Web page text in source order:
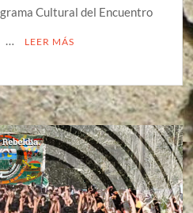
Cultural del Encuentro
…
LEER MÁS